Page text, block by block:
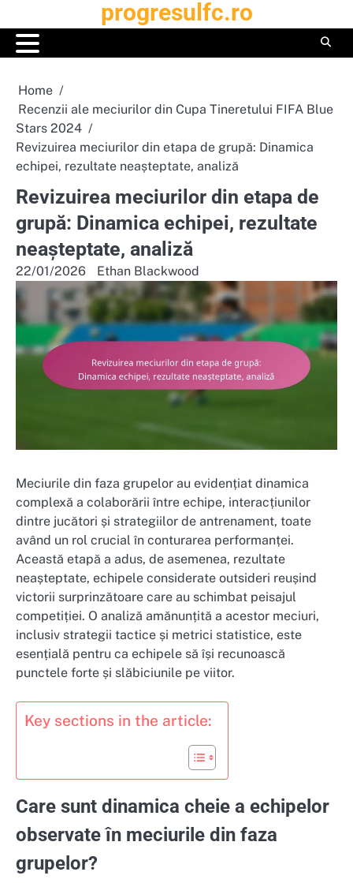
to
content
progresulfc.ro
Home
Recenzii ale meciurilor din Cupa Tineretului FIFA Blue
Stars 2024
Revizuirea meciurilor din etapa de grupă: Dinamica
echipei, rezultate neașteptate, analiză
Revizuirea meciurilor din etapa de
grupă: Dinamica echipei, rezultate
neașteptate, analiză
22/01/2026 Ethan Blackwood
Meciurile din faza grupelor au evidențiat dinamica
complexă a colaborării între echipe, interacțiunilor
dintre jucători și strategiilor de antrenament, toate
având un rol crucial în conturarea performanței.
Această etapă a adus, de asemenea, rezultate
neașteptate, echipele considerate outsideri reușind
victorii surprinzătoare care au schimbat peisajul
competiției. O analiză amănunțită a acestor meciuri,
inclusiv strategii tactice și metrici statistice, este
esențială pentru ca echipele să își recunoască
punctele forte și slăbiciunile pe viitor.
Key sections in the article:
Care sunt dinamica cheie a echipelor
observate în meciurile din faza
grupelor?